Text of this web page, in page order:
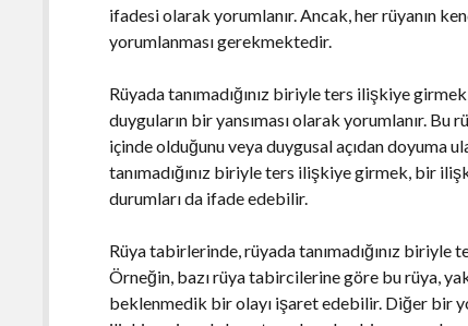
ifadesi olarak yorumlanır. Ancak, her rüyanın
yorumlanması gerekmektedir.
Rüyada tanımadığınız biriyle ters ilişkiye
duyguların bir yansıması olarak yorumlanır.
içinde olduğunu veya duygusal açıdan doyuma
tanımadığınız biriyle ters ilişkiye girmek, bir
durumları da ifade edebilir.
Rüya tabirlerinde, rüyada tanımadığınız
Örneğin, bazı rüya tabircilerine göre bu rüya,
beklenmedik bir olayı işaret edebilir. Diğer bir